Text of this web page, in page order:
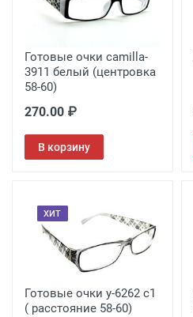
Готовые очки camilla-
3911 белый (центровка
58-60)
270.00 ₽
В корзину
ХИТ
Готовые очки у-6262 с1
( расстояние 58-60)